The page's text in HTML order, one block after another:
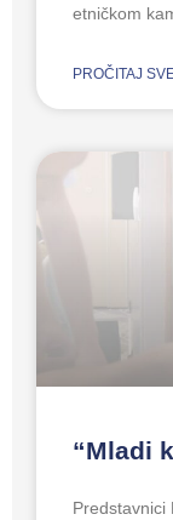
etničkom
PROČITAJ
“Mladi
Predstavnici